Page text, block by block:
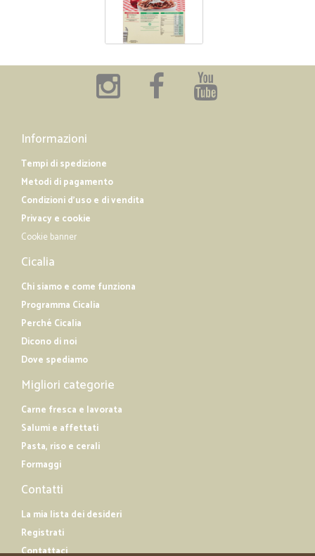
Informazioni
Tempi di spedizione
Metodi di pagamento
Condizioni d'uso e di vendita
Privacy e cookie
Cookie banner
Cicalia
Chi siamo e come funziona
Programma Cicalia
Perché Cicalia
Dicono di noi
Dove spediamo
Migliori categorie
Carne fresca e lavorata
Salumi e affettati
Pasta, riso e cerali
Formaggi
Contatti
La mia lista dei desideri
Registrati
Contattaci